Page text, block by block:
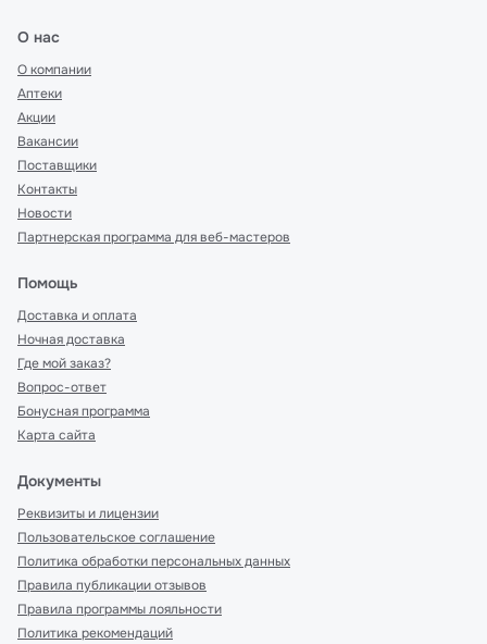
О нас
О компании
Аптеки
Акции
Вакансии
Поставщики
Контакты
Новости
Партнерская программа для веб-мастеров
Помощь
Доставка и оплата
Ночная доставка
Где мой заказ?
Вопрос-ответ
Бонусная программа
Карта сайта
Документы
Реквизиты и лицензии
Пользовательское соглашение
Политика обработки персональных данных
Правила публикации отзывов
Правила программы лояльности
Политика рекомендаций